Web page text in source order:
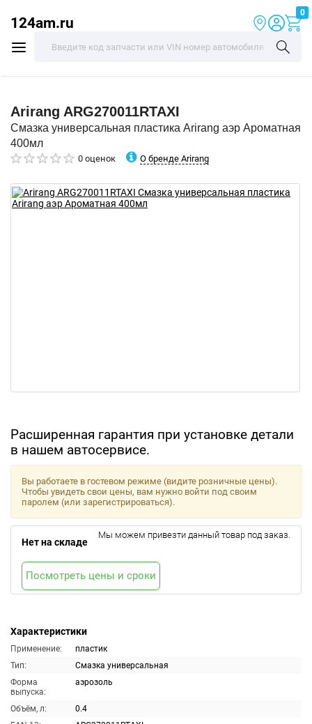
124am.ru
0
Arirang ARG270011RTAXI
Смазка универсальная пластика Arirang аэр Ароматная
400мл
0 оценок О бренде Arirang
Расширенная гарантия при установке детали
в нашем автосервисе.
Характеристики
Применение:
пластик
Тип:
Смазка универсальная
Форма
выпуска:
аэрозоль
Объём, л:
0.4
Вы работаете в гостевом режиме (видите розничные цены).
Чтобы увидеть свои цены, вам нужно войти под своим
паролем (или зарегистрироваться).
Нет на складе
Мы можем привезти данный товар под заказ.
Посмотреть цены и сроки